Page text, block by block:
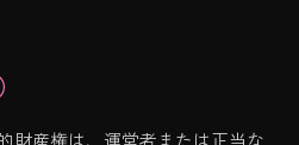
財産権は、運営者または正当な